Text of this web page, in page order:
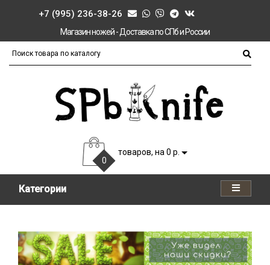
+7 (995) 236-38-26
Магазин ножей - Доставка по СПб и России
0
товаров, на 0 р.
Категории